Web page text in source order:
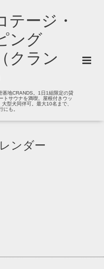
テージ・
ング
クラン
基地CRANDS。1日1組限定の貸
トサウナを満喫。屋根付きウッ
型犬同伴可。最大10名まで、
にも。
ンダー